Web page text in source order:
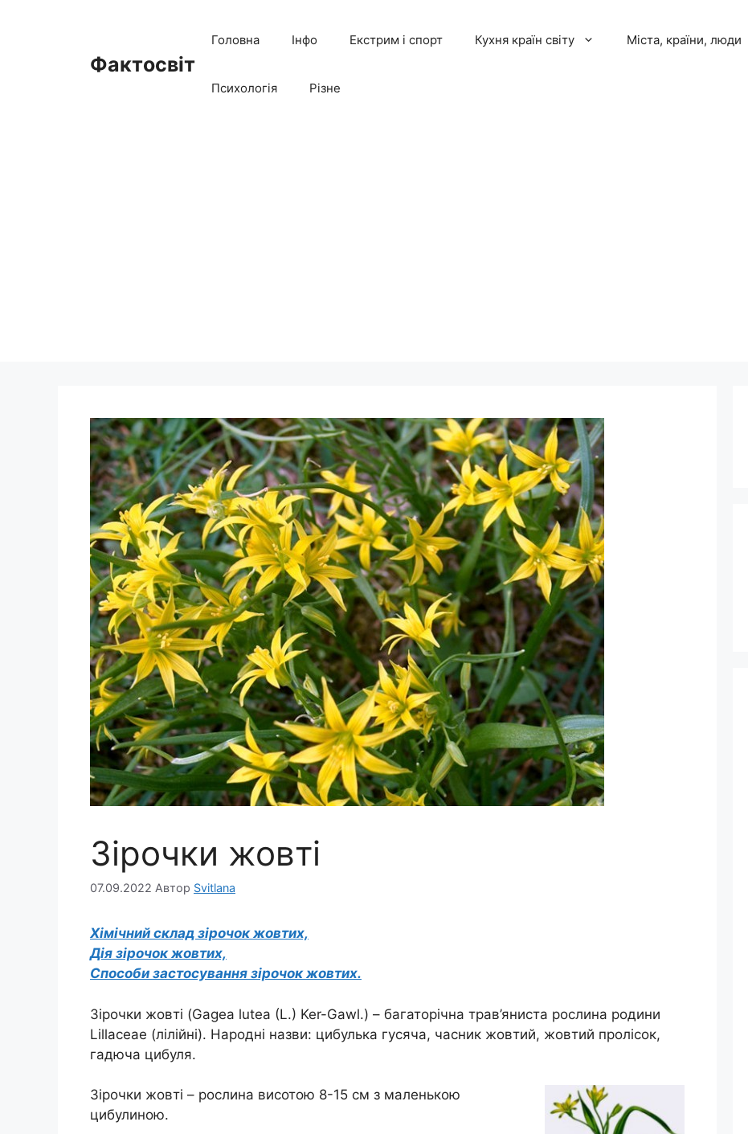
Фактосвіт
Головна Інфо Екстрим і спорт Кухня країн світу Міста, країни, люди
Психологія Різне
Зірочки жовті
07.09.2022 Автор Svitlana
Хімічний склад зірочок жовтих,
Дія зірочок жовтих,
Способи застосування зірочок жовтих.
Зірочки жовті (Gagea lutea (L.) Ker-Gawl.) – багаторічна трав’яниста рослина родини
Lillaceae (лілійні). Народні назви: цибулька гусяча, часник жовтий, жовтий пролісок,
гадюча цибуля.
Зірочки жовті – рослина висотою 8-15 см з маленькою
цибулиною.